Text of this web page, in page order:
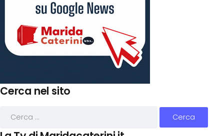
Cerca nel sito